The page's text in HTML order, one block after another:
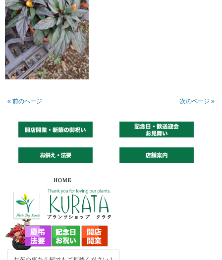
« 前のページ 次のページ »